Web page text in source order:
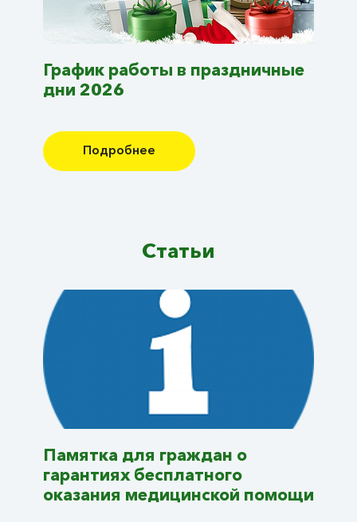
График работы в праздничные
дни 2026
Подробнее
Статьи
Памятка для граждан о
гарантиях бесплатного
оказания медицинской помощи